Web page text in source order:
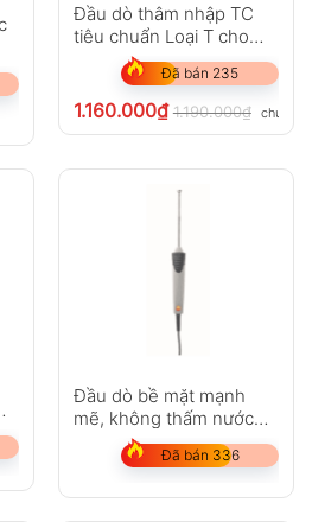
Đầu dò thâm nhập TC
tiêu chuẩn Loại T cho
testo 108-2
Đã bán 235
1.160.000₫ 1.190.000₫ chưa
Đầu dò bề mặt mạnh
mẽ, không thấm nước
(Pt100)
Đã bán 336